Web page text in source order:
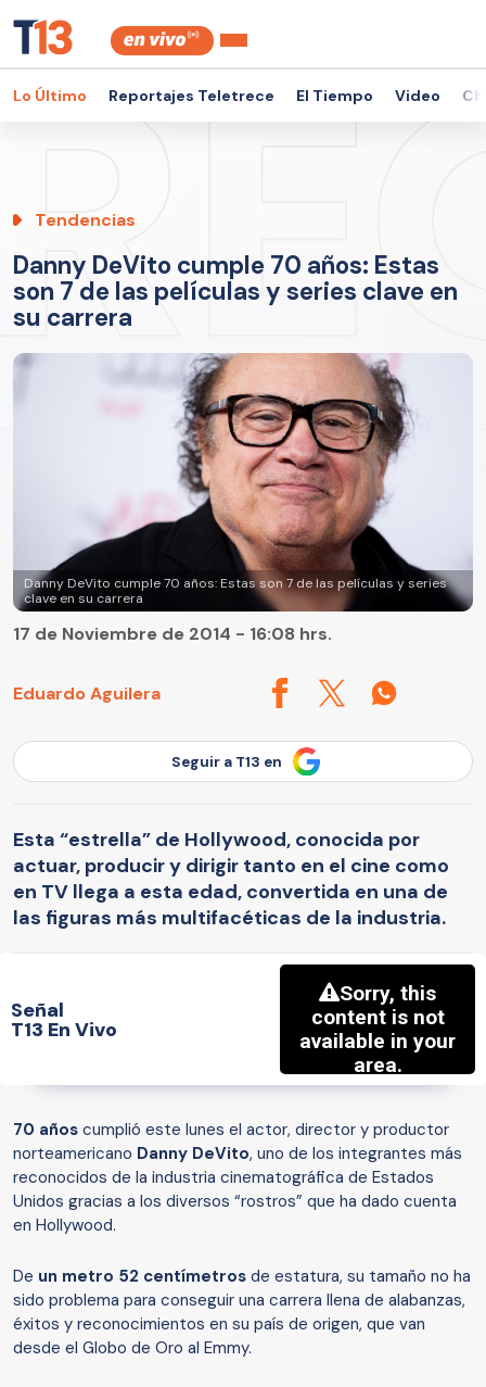
Lo Último Reportajes Teletrece El Tiempo Video
Tendencias
Danny DeVito cumple 70 años: Estas
son 7 de las películas y series clave en
su carrera
Danny DeVito cumple 70 años: Estas son 7 de las películas y series
clave en su carrera
Eduardo Aguilera
17 de Noviembre de 2014 - 16:08 hrs.
Seguir a T13 en
Esta “estrella” de Hollywood, conocida por
actuar, producir y dirigir tanto en el cine como
en TV llega a esta edad, convertida en una de
las figuras más multifacéticas de la industria.
Señal
T13 En Vivo
70 años cumplió este lunes el actor, director y productor
norteamericano Danny DeVito, uno de los integrantes más
reconocidos de la industria cinematográfica de Estados
Unidos gracias a los diversos “rostros” que ha dado cuenta
en Hollywood.
De un metro 52 centímetros de estatura, su tamaño no ha
sido problema para conseguir una carrera llena de alabanzas,
éxitos y reconocimientos en su país de origen, que van
desde el Globo de Oro al Emmy.